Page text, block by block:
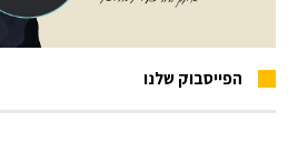
הפייסבוק שלנו